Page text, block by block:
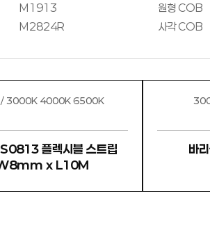
M1913
M2824R
원형 COB
사각 COB
24V / 3000K 4000K 6500K
플렉시블 스트립
W8mm x L10M